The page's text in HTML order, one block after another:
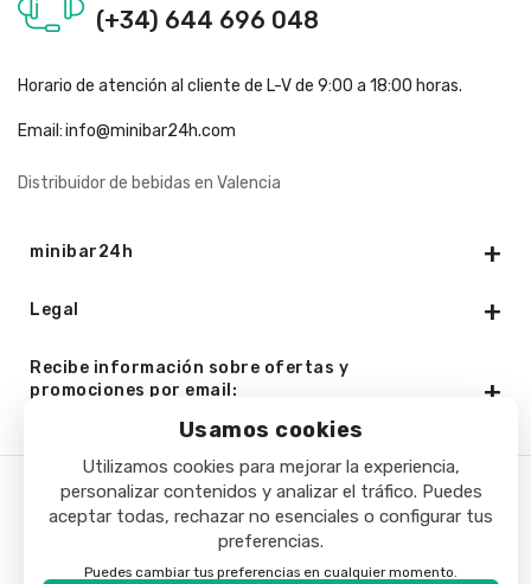
Usamos cookies
Utilizamos cookies para mejorar la experiencia,
personalizar contenidos y analizar el tráfico. Puedes
aceptar todas, rechazar no esenciales o configurar tus
preferencias.
Puedes cambiar tus preferencias en cualquier momento.
(+34) 644 696 048
Horario de atención al cliente de L-V de 9:00 a 18:00 horas.
Email:info@minibar24h.com
Distribuidor de bebidas en Valencia
minibar24h
Legal
Recibe información sobre ofertas y
promociones por email:
Copyright © 2025 - Minibar24h.com. Todos los derechos
reservados.